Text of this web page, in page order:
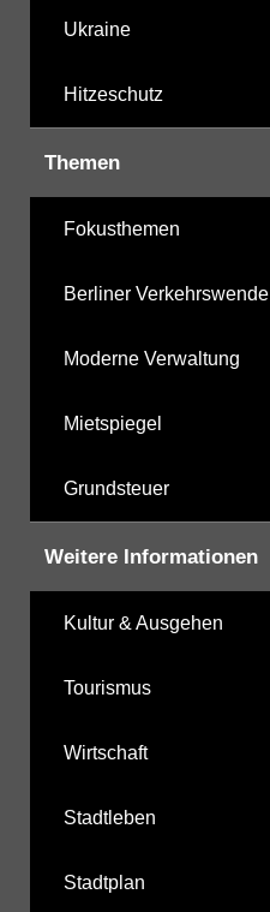
Ukraine
Hitzeschutz
Themen
Fokusthemen
Berliner Verkehrswende
Moderne Verwaltung
Mietspiegel
Grundsteuer
Weitere Informationen
Kultur & Ausgehen
Tourismus
Wirtschaft
Stadtleben
Stadtplan